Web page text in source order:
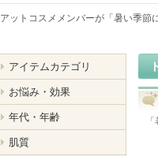
アットコスメメンバーが「 暑い季節
「
アイテムカテゴリ
お悩み・効果
年代・年齢
肌質